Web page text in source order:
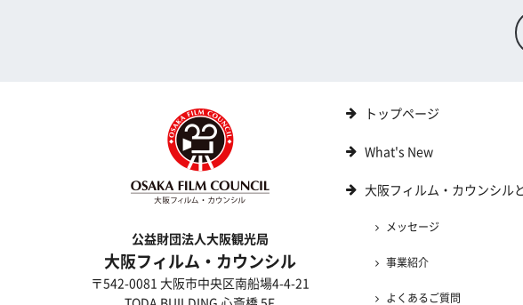
公益財団法人大阪観光局
大阪フィルム・カウンシル
〒542-0081 大阪市中央区南船場4-4-21
トップページ
What's New
大阪フィルム・カウンシル
メッセージ
事業紹介
よくあるご質問